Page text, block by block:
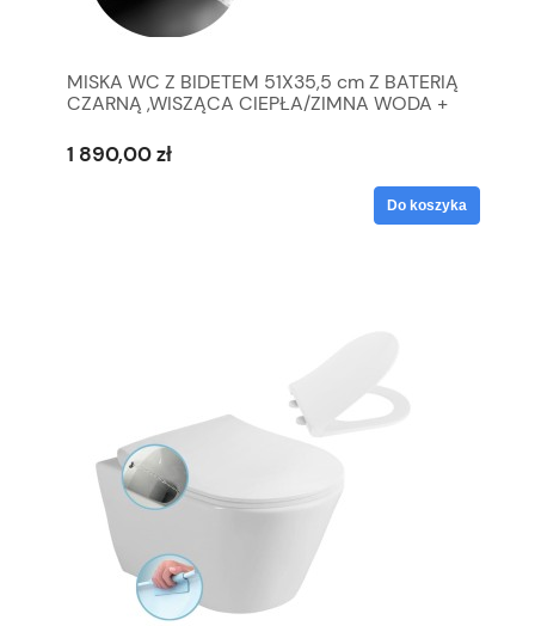
MISKA WC Z BIDETEM 51X35,5 cm Z BATERIĄ
CZARNĄ ,WISZĄCA CIEPŁA/ZIMNA WODA +
1 890,00 zł
Do koszyka